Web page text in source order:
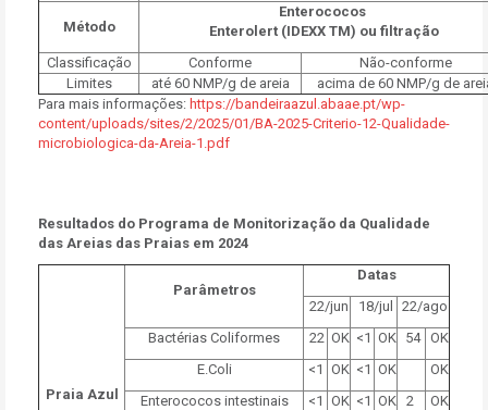
Método
Enterococos
Enterolert (IDEXX TM) ou filtração
Classificação
Conforme
Não-conforme
Limites
até 60 NMP/g de areia
acima de 60 NMP/g de
Para mais informações: https://bandeiraazul.abaae.pt/wp-
content/uploads/sites/2/2025/01/BA-2025-Criterio-12-Qualidade-
microbiologica-da-Areia-1.pdf
Resultados do Programa de Monitorização da Qualidade
das Areias das Praias em 2024
Praia Azul
Parâmetros
Datas
22/jun
18/jul
22/ago
Bactérias Coliformes
22 OK <1 OK 54 OK
E.Coli
<1 OK <1 OK
OK
Enterococos intestinais
<1 OK <1 OK 2
OK